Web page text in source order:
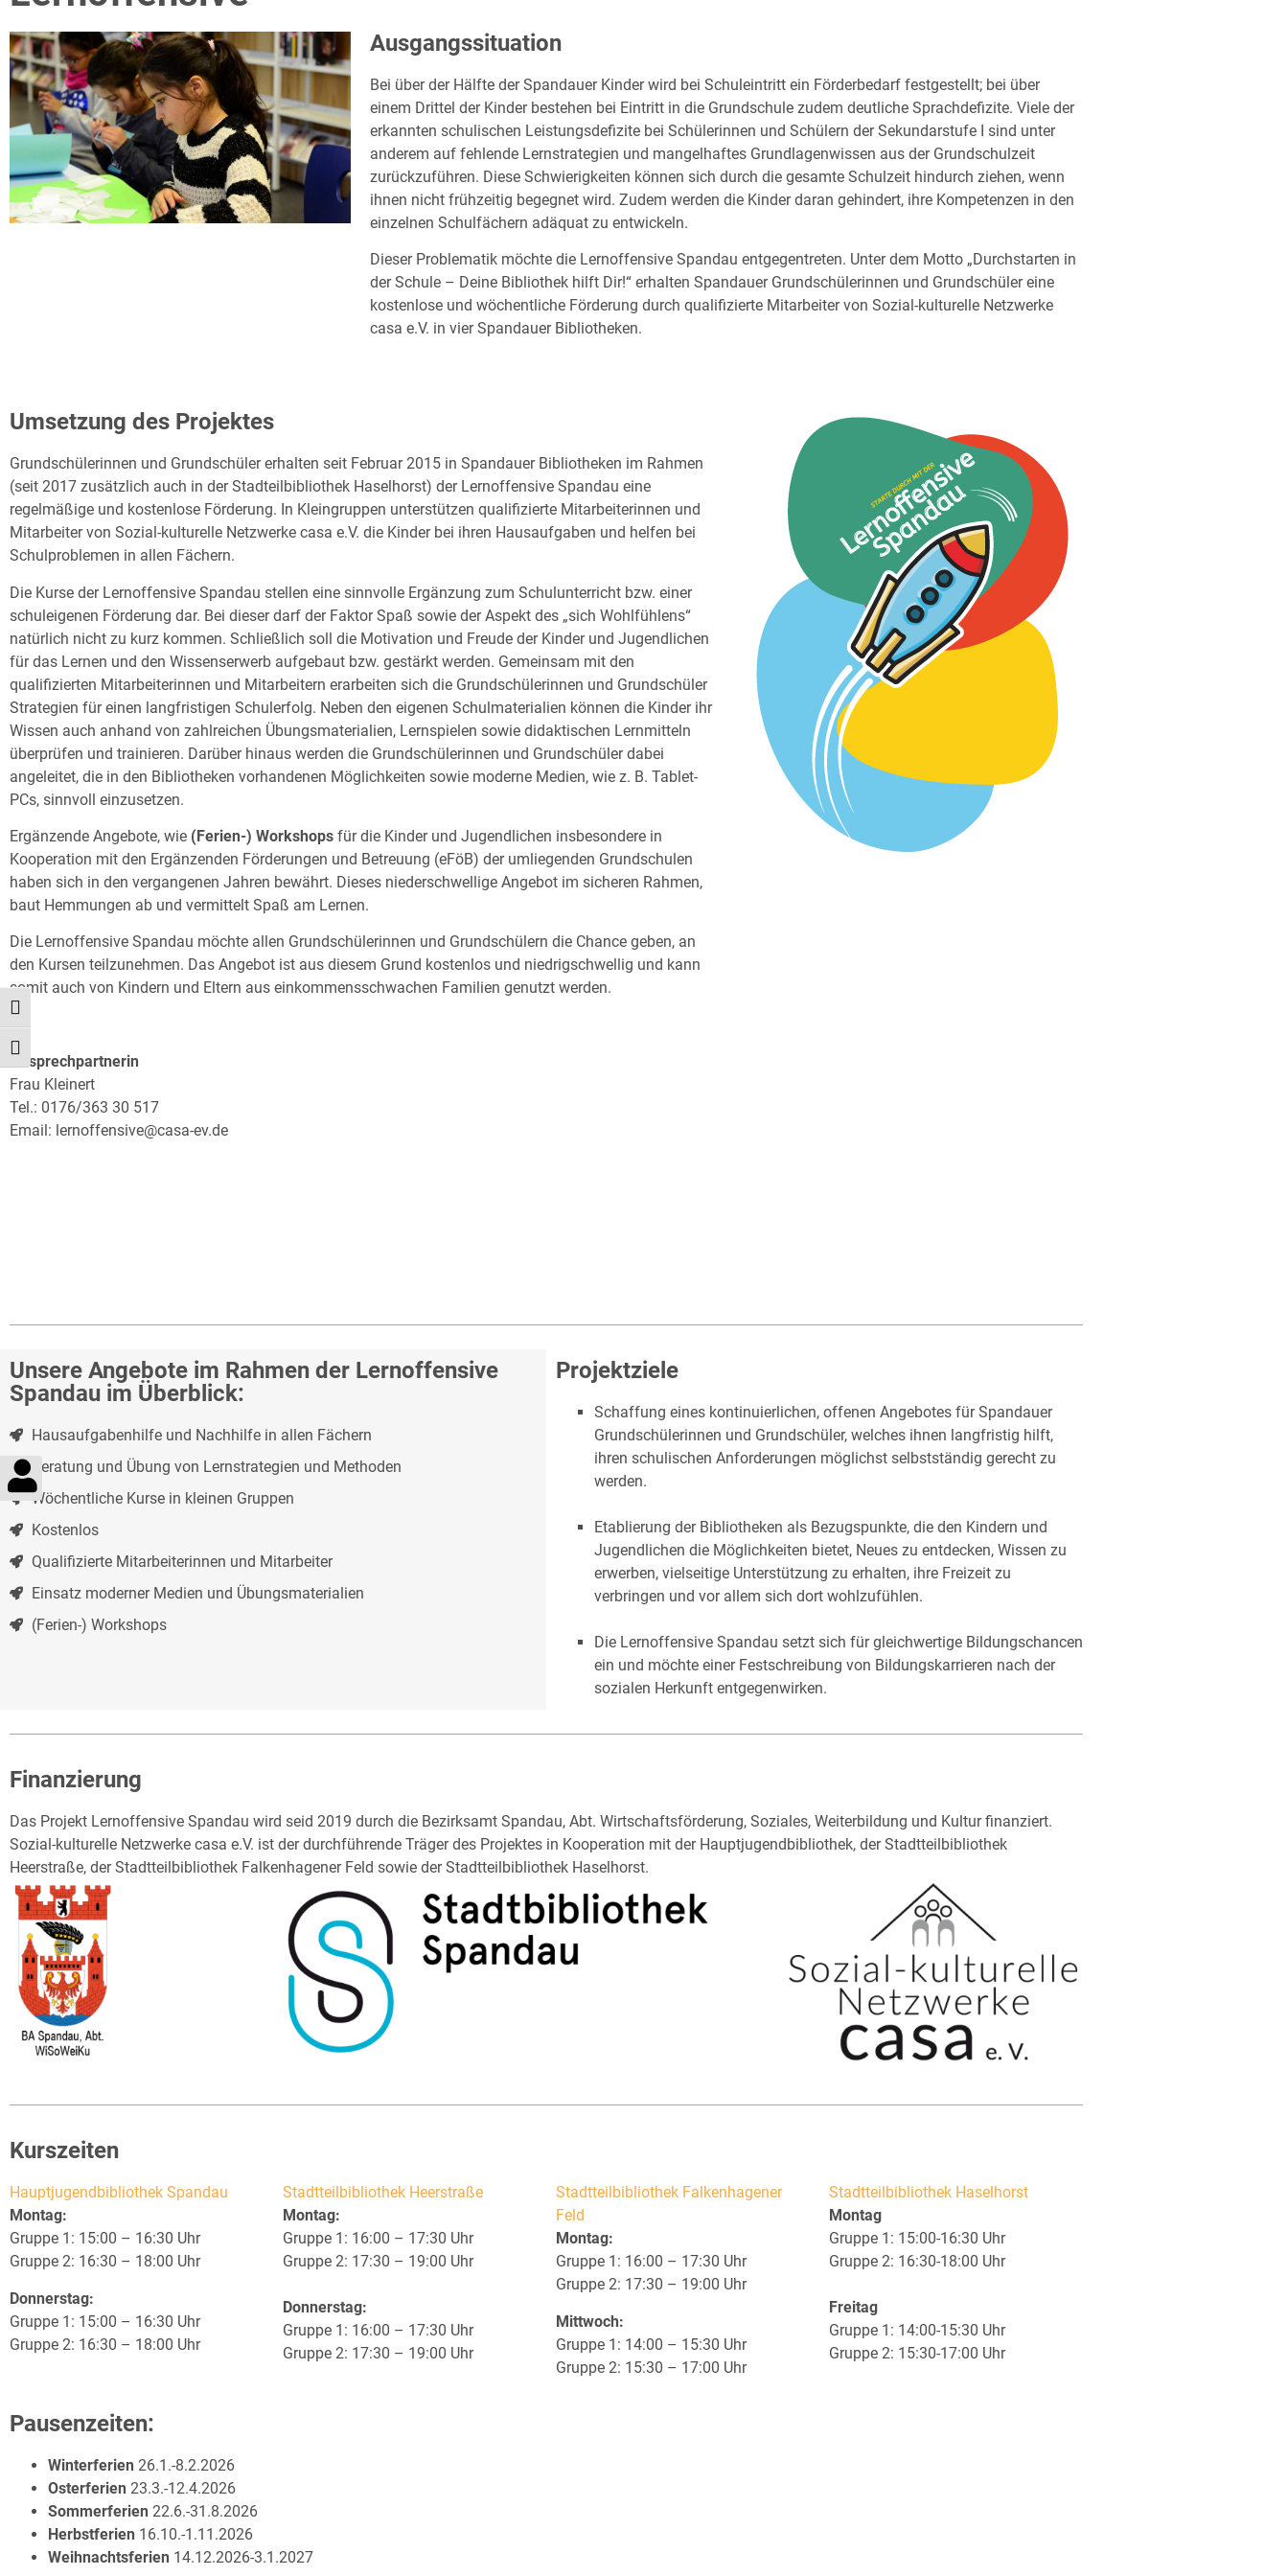
Umschalten auf hohe Kontraste
Schrift vergrößern
Ausgangssituation
Bei über der Hälfte der Spandauer Kinder wird bei Schuleintritt ein Förderbedarf festgestellt; bei über
einem Drittel der Kinder bestehen bei Eintritt in die Grundschule zudem deutliche Sprachdefizite. Viele der
erkannten schulischen Leistungsdefizite bei Schülerinnen und Schülern der Sekundarstufe I sind unter
anderem auf fehlende Lernstrategien und mangelhaftes Grundlagenwissen aus der Grundschulzeit
zurückzuführen. Diese Schwierigkeiten können sich durch die gesamte Schulzeit hindurch ziehen, wenn
ihnen nicht frühzeitig begegnet wird. Zudem werden die Kinder daran gehindert, ihre Kompetenzen in den
einzelnen Schulfächern adäquat zu entwickeln.
Dieser Problematik möchte die Lernoffensive Spandau entgegentreten. Unter dem Motto „Durchstarten in
der Schule – Deine Bibliothek hilft Dir!“ erhalten Spandauer Grundschülerinnen und Grundschüler eine
kostenlose und wöchentliche Förderung durch qualifizierte Mitarbeiter von Sozial-kulturelle Netzwerke
casa e.V. in vier Spandauer Bibliotheken.
Umsetzung des Projektes
Grundschülerinnen und Grundschüler erhalten seit Februar 2015 in Spandauer Bibliotheken im Rahmen
(seit 2017 zusätzlich auch in der Stadteilbibliothek Haselhorst) der Lernoffensive Spandau eine
regelmäßige und kostenlose Förderung. In Kleingruppen unterstützen qualifizierte Mitarbeiterinnen und
Mitarbeiter von Sozial-kulturelle Netzwerke casa e.V. die Kinder bei ihren Hausaufgaben und helfen bei
Schulproblemen in allen Fächern.
Die Kurse der Lernoffensive Spandau stellen eine sinnvolle Ergänzung zum Schulunterricht bzw. einer
schuleigenen Förderung dar. Bei dieser darf der Faktor Spaß sowie der Aspekt des „sich Wohlfühlens“
natürlich nicht zu kurz kommen. Schließlich soll die Motivation und Freude der Kinder und Jugendlichen
für das Lernen und den Wissenserwerb aufgebaut bzw. gestärkt werden. Gemeinsam mit den
qualifizierten Mitarbeiterinnen und Mitarbeitern erarbeiten sich die Grundschülerinnen und Grundschüler
Strategien für einen langfristigen Schulerfolg. Neben den eigenen Schulmaterialien können die Kinder ihr
Wissen auch anhand von zahlreichen Übungsmaterialien, Lernspielen sowie didaktischen Lernmitteln
überprüfen und trainieren. Darüber hinaus werden die Grundschülerinnen und Grundschüler dabei
angeleitet, die in den Bibliotheken vorhandenen Möglichkeiten sowie moderne Medien, wie z. B. Tablet-
PCs, sinnvoll einzusetzen.
Ergänzende Angebote, wie (Ferien-) Workshops für die Kinder und Jugendlichen insbesondere in
Kooperation mit den Ergänzenden Förderungen und Betreuung (eFöB) der umliegenden Grundschulen
haben sich in den vergangenen Jahren bewährt. Dieses niederschwellige Angebot im sicheren Rahmen,
baut Hemmungen ab und vermittelt Spaß am Lernen.
Die Lernoffensive Spandau möchte allen Grundschülerinnen und Grundschülern die Chance geben, an
den Kursen teilzunehmen. Das Angebot ist aus diesem Grund kostenlos und niedrigschwellig und kann
somit auch von Kindern und Eltern aus einkommensschwachen Familien genutzt werden.
Ansprechpartnerin
Frau Kleinert
Tel.: 0176/363 30 517
Email: lernoffensive@casa-ev.de
Unsere Angebote im Rahmen der Lernoffensive
Spandau im Überblick:
Hausaufgabenhilfe und Nachhilfe in allen Fächern
Beratung und Übung von Lernstrategien und Methoden
Wöchentliche Kurse in kleinen Gruppen
Kostenlos
Qualifizierte Mitarbeiterinnen und Mitarbeiter
Einsatz moderner Medien und Übungsmaterialien
(Ferien-) Workshops
Projektziele
Schaffung eines kontinuierlichen, offenen Angebotes für Spandauer
Grundschülerinnen und Grundschüler, welches ihnen langfristig hilft,
ihren schulischen Anforderungen möglichst selbstständig gerecht zu
werden.
Etablierung der Bibliotheken als Bezugspunkte, die den Kindern und
Jugendlichen die Möglichkeiten bietet, Neues zu entdecken, Wissen zu
erwerben, vielseitige Unterstützung zu erhalten, ihre Freizeit zu
verbringen und vor allem sich dort wohlzufühlen.
Die Lernoffensive Spandau setzt sich für gleichwertige Bildungschancen
ein und möchte einer Festschreibung von Bildungskarrieren nach der
sozialen Herkunft entgegenwirken.
Finanzierung
Das Projekt Lernoffensive Spandau wird seid 2019 durch die Bezirksamt Spandau, Abt. Wirtschaftsförderung, Soziales, Weiterbildung und Kultur finanziert.
Sozial-kulturelle Netzwerke casa e.V. ist der durchführende Träger des Projektes in Kooperation mit der Hauptjugendbibliothek, der Stadtteilbibliothek
Heerstraße, der Stadtteilbibliothek Falkenhagener Feld sowie der Stadtteilbibliothek Haselhorst.
Kurszeiten
Hauptjugendbibliothek Spandau
Montag:
Gruppe 1: 15:00 – 16:30 Uhr
Gruppe 2: 16:30 – 18:00 Uhr
Donnerstag:
Gruppe 1: 15:00 – 16:30 Uhr
Gruppe 2: 16:30 – 18:00 Uhr
Stadtteilbibliothek Heerstraße
Montag:
Gruppe 1: 16:00 – 17:30 Uhr
Gruppe 2: 17:30 – 19:00 Uhr
Donnerstag:
Gruppe 1: 16:00 – 17:30 Uhr
Gruppe 2: 17:30 – 19:00 Uhr
Stadtteilbibliothek Falkenhagener
Feld
Montag:
Gruppe 1: 16:00 – 17:30 Uhr
Gruppe 2: 17:30 – 19:00 Uhr
Mittwoch:
Gruppe 1: 14:00 – 15:30 Uhr
Gruppe 2: 15:30 – 17:00 Uhr
Stadtteilbibliothek Haselhorst
Montag
Gruppe 1: 15:00-16:30 Uhr
Gruppe 2: 16:30-18:00 Uhr
Freitag
Gruppe 1: 14:00-15:30 Uhr
Gruppe 2: 15:30-17:00 Uhr
Pausenzeiten:
Winterferien 26.1.-8.2.2026
Osterferien 23.3.-12.4.2026
Sommerferien 22.6.-31.8.2026
Herbstferien 16.10.-1.11.2026
Weihnachtsferien 14.12.2026-3.1.2027